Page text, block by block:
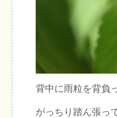
背中に雨粒を背負
がっちり踏ん張っ